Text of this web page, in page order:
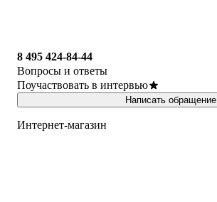
8 495 424-84-44
Вопросы и ответы
Поучаствовать в интервью
Написать обращение
Интернет-магазин